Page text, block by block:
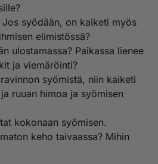
Jos syödään, on kaiketi myös
elimistössä?
ulostamassa? Paikassa lienee
ja viemäröinti?
syömistä, niin kaiketi
ruuan himoa ja syömisen
kokonaan syömisen.
keho taivaassa? Mihin